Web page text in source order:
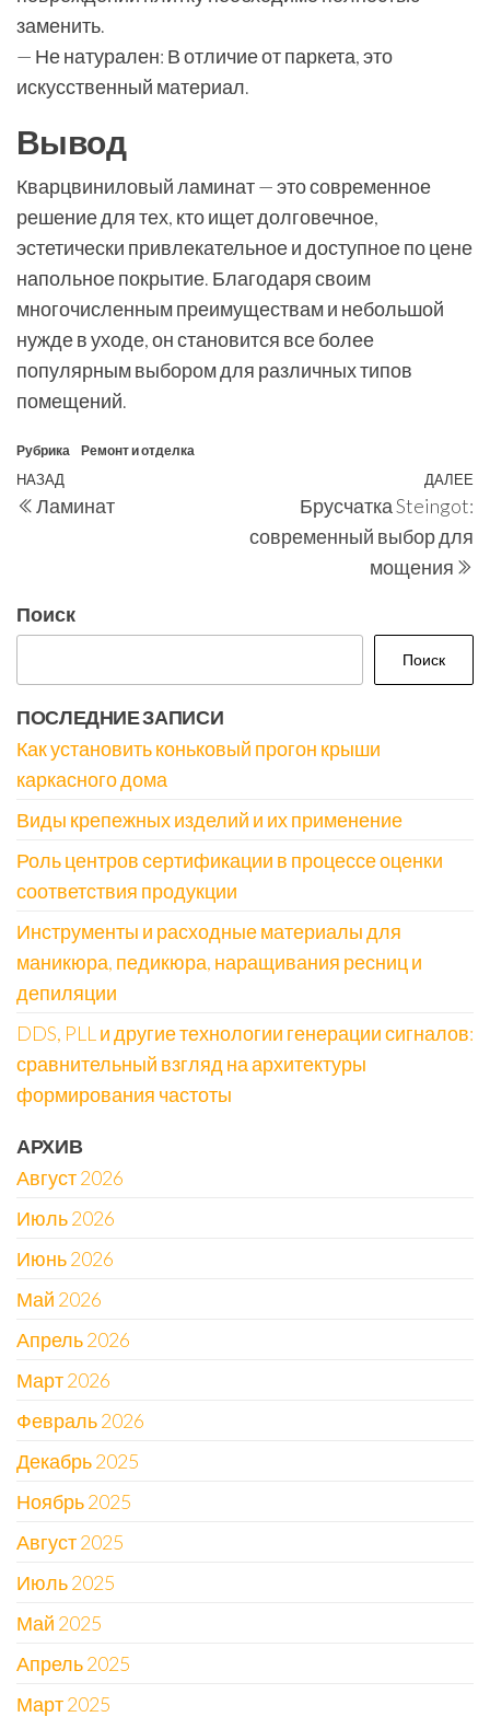
заменить.
— Не натурален: В отличие от паркета, это
искусственный материал.
Вывод
Кварцвиниловый ламинат — это современное
решение для тех, кто ищет долговечное,
эстетически привлекательное и доступное по цене
напольное покрытие. Благодаря своим
многочисленным преимуществам и небольшой
нужде в уходе, он становится все более
популярным выбором для различных типов
помещений.
Рубрика Ремонт и отделка
Навигация
по
Предыдущая
запись
НАЗАД
Ламинат
ДАЛЕЕ
Брусчатка Steingot:
современный выбор для
мощения
Поиск
Поиск
ПОСЛЕДНИЕ ЗАПИСИ
Как установить коньковый прогон крыши
каркасного дома
Виды крепежных изделий и их применение
Роль центров сертификации в процессе оценки
соответствия продукции
Инструменты и расходные материалы для
маникюра, педикюра, наращивания ресниц и
депиляции
DDS, PLL и другие технологии генерации сигналов:
сравнительный взгляд на архитектуры
формирования частоты
АРХИВ
Август 2026
Июль 2026
Июнь 2026
Май 2026
Апрель 2026
Март 2026
Февраль 2026
Декабрь 2025
Ноябрь 2025
Август 2025
Июль 2025
Май 2025
Апрель 2025
Март 2025